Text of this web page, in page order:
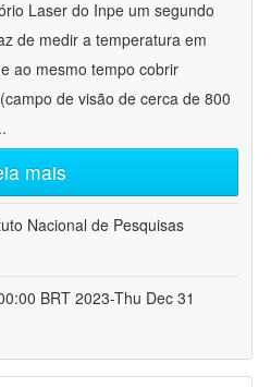
Laser do Inpe um segundo
de medir a temperatura em
ao mesmo tempo cobrir
de visão de cerca de 800
mais
Nacional de Pesquisas
BRT 2023-Thu Dec 31